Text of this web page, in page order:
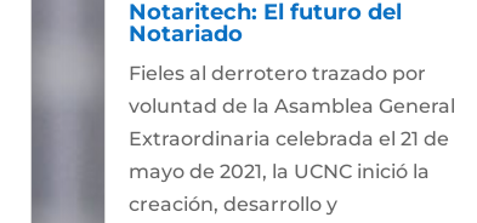
Notaritech: El futuro del
Notariado
Fieles al derrotero trazado por
voluntad de la Asamblea General
Extraordinaria celebrada el 21 de
mayo de 2021, la UCNC inició la
creación, desarrollo y